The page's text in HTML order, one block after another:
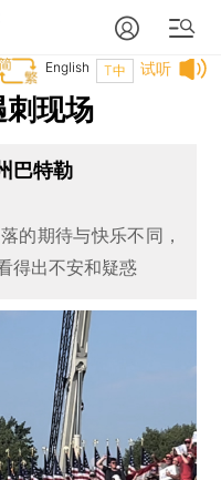
试听
T中
English
刺现场
巴特勒
的期待与快乐不同，
得出不安和疑惑